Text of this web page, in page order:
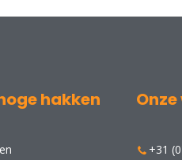
hakken
+31